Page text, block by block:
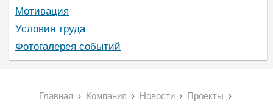
Мотивация
Условия труда
Фотогалерея событий
Главная Компания Новости Проекты